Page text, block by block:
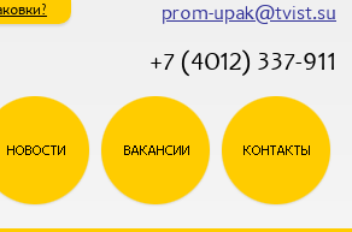
prom-upak@tvist.su
+7 (4012) 337-911